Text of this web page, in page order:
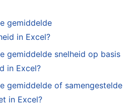
gemiddelde
in Excel?
gemiddelde snelheid op basis
in Excel?
gemiddelde of samengestelde
in Excel?